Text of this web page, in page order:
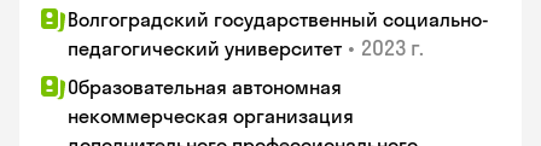
Волгоградский государственный социально-
педагогический университет • 2023 г.
Образовательная автономная
некоммерческая организация